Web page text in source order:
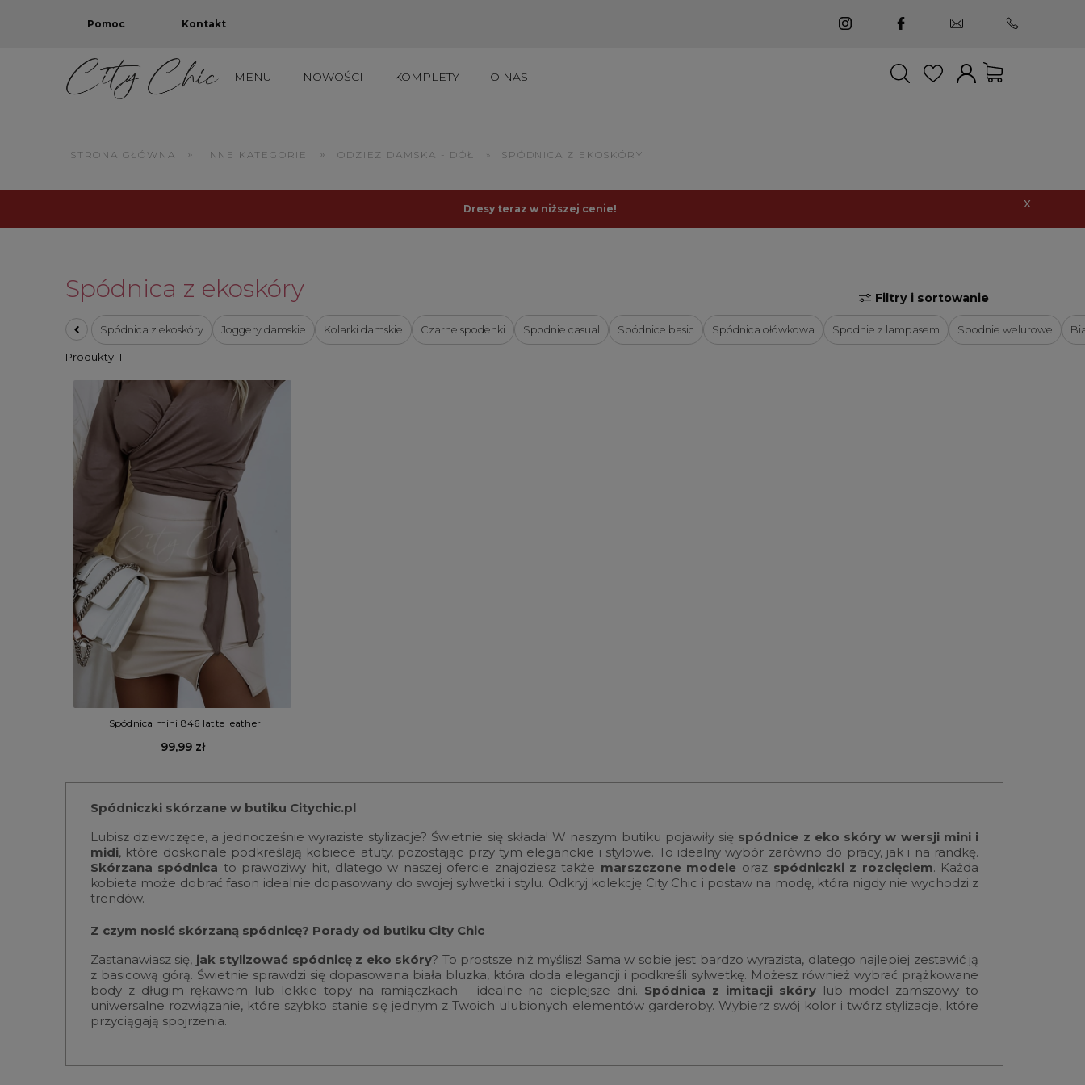
Pomoc Kontakt
MENU NOWOŚCI KOMPLETY O NAS
Twoje zamówienia
STRONA GŁÓWNA » INNE KATEGORIE » ODZIEZ DAMSKA - DÓŁ » SPÓDNICA Z EKOSKÓRY
X
Dresy teraz w niższej cenie!
Spódnica z ekoskóry
Spódnica z ekoskóry Joggery damskie Kolarki damskie Czarne spodenki Spodnie casual Spódnice basic Spódnica ołówkowa Spodnie z lampasem Spodnie welurowe
Produkty: 1
Filtry i sortowanie
Spódnica mini 846 latte leather
99,99 zł
Spódniczki skórzane w butiku Citychic.pl
Lubisz dziewczęce, a jednocześnie wyraziste stylizacje? Świetnie się składa! W naszym butiku pojawiły się spódnice z eko skóry w wersji mini i
midi, które doskonale podkreślają kobiece atuty, pozostając przy tym eleganckie i stylowe. To idealny wybór zarówno do pracy, jak i na randkę.
Skórzana spódnica to prawdziwy hit, dlatego w naszej ofercie znajdziesz także marszczone modele oraz spódniczki z rozcięciem. Każda
kobieta może dobrać fason idealnie dopasowany do swojej sylwetki i stylu. Odkryj kolekcję City Chic i postaw na modę, która nigdy nie wychodzi z
trendów.
Z czym nosić skórzaną spódnicę? Porady od butiku City Chic
Zastanawiasz się, jak stylizować spódnicę z eko skóry? To prostsze niż myślisz! Sama w sobie jest bardzo wyrazista, dlatego najlepiej zestawić ją
z basicową górą. Świetnie sprawdzi się dopasowana biała bluzka, która doda elegancji i podkreśli sylwetkę. Możesz również wybrać prążkowane
body z długim rękawem lub lekkie topy na ramiączkach – idealne na cieplejsze dni. Spódnica z imitacji skórylub model zamszowy to
uniwersalne rozwiązanie, które szybko stanie się jednym z Twoich ulubionych elementów garderoby. Wybierz swój kolor i twórz stylizacje, które
przyciągają spojrzenia.